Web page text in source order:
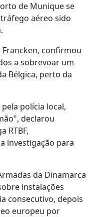
de Munique se
aéreo sido
Francken, confirmou
a sobrevoar um
Bélgica, perto da
polícia local,
declarou
RTBF,
investigação para
da Dinamarca
instalações
consecutivo, depois
europeu por